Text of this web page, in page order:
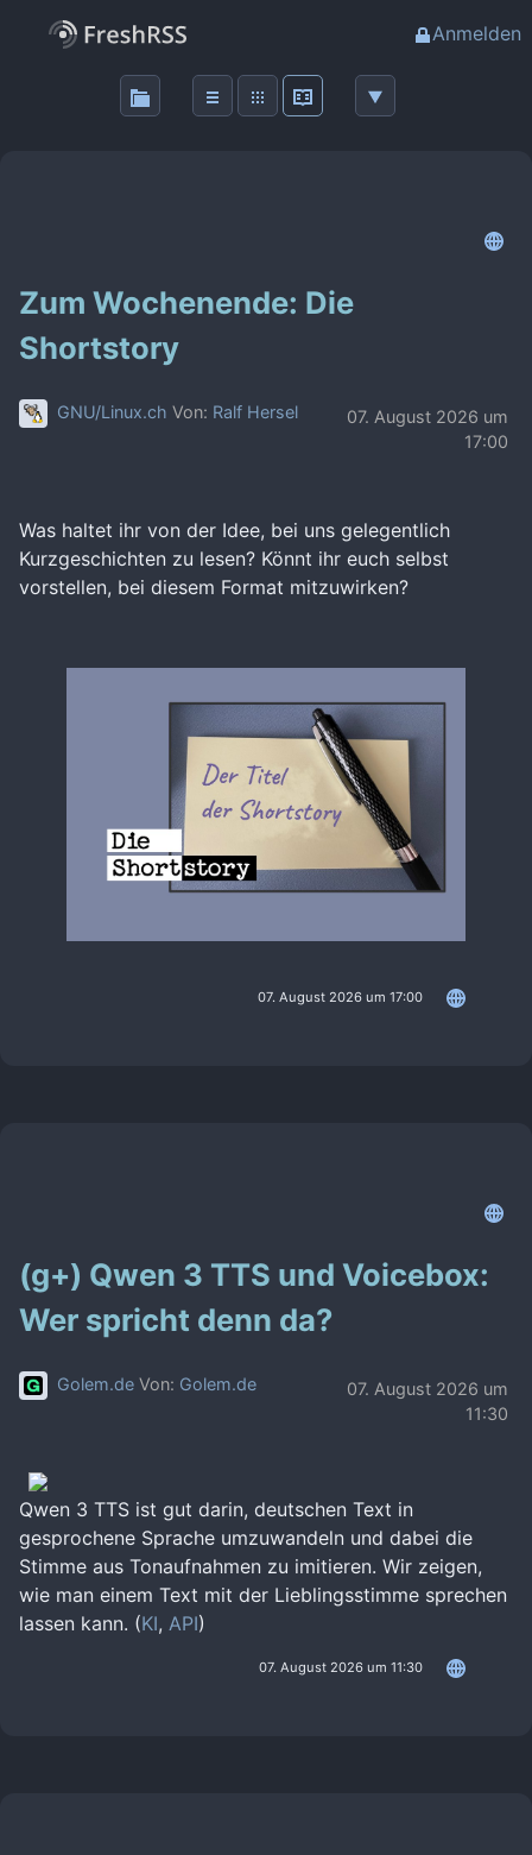
Anmelden
Zum Wochenende: Die
Shortstory
GNU/Linux.ch Von: Ralf Hersel
07. August 2026 um
17:00
Was haltet ihr von der Idee, bei uns gelegentlich
Kurzgeschichten zu lesen? Könnt ihr euch selbst
vorstellen, bei diesem Format mitzuwirken?
07. August 2026 um 17:00
(g+) Qwen 3 TTS und Voicebox:
Wer spricht denn da?
Golem.de Von: Golem.de
07. August 2026 um
11:30
Qwen 3 TTS ist gut darin, deutschen Text in
gesprochene Sprache umzuwandeln und dabei die
Stimme aus Tonaufnahmen zu imitieren. Wir zeigen,
wie man einem Text mit der Lieblingsstimme sprechen
lassen kann. (KI, API)
07. August 2026 um 11:30